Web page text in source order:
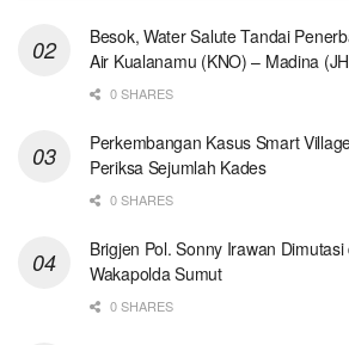
Besok, Water Salute Tandai
Air Kualanamu (KNO) – Madina
0 SHARES
Perkembangan Kasus Smart
Periksa Sejumlah Kades
0 SHARES
Brigjen Pol. Sonny Irawan
Wakapolda Sumut
0 SHARES